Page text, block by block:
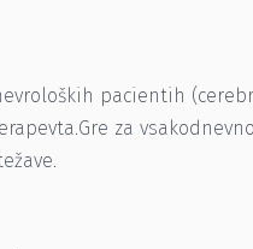
pacientih
za